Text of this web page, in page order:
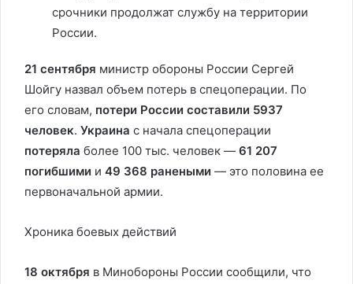
срочники продолжат службу на территории
России.
21 сентября министр обороны России Сергей
Шойгу назвал объем потерь в спецоперации. По
его словам, потери России составили 5937
человек. Украина с начала спецоперации
потеряла более 100 тыс. человек — 61 207
погибшими и 49 368 ранеными — это половина ее
первоначальной армии.
Хроника боевых действий
18 октября в Минобороны России сообщили, что